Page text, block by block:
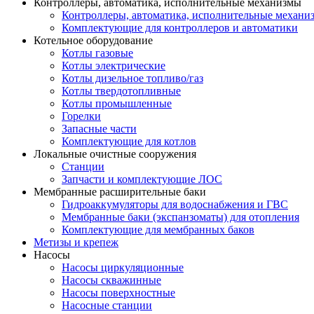
Контроллеры, автоматика, исполнительные механизмы
Контроллеры, автоматика, исполнительные
Комплектующие для контроллеров и автоматики
Котельное оборудование
Котлы газовые
Котлы электрические
Котлы дизельное топливо/газ
Котлы твердотопливные
Котлы промышленные
Горелки
Запасные части
Комплектующие для котлов
Локальные очистные сооружения
Станции
Запчасти и комплектующие ЛОС
Мембранные расширительные баки
Гидроаккумуляторы для водоснабжения и ГВС
Мембранные баки (экспанзоматы) для отопления
Комплектующие для мембранных баков
Метизы и крепеж
Насосы
Насосы циркуляционные
Насосы скважинные
Насосы поверхностные
Насосные станции